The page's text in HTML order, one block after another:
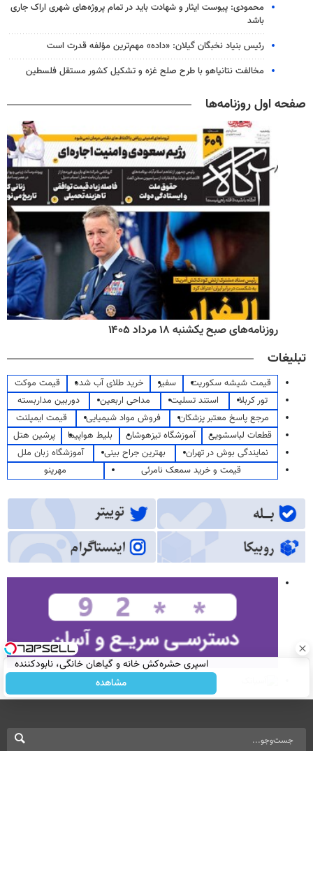
محمودی: پیوست ایثار و شهادت باید در تمام پروژه‌های شهری اراک جاری
باشد
رئیس بنیاد نخبگان گیلان: «داده» مهم‌ترین مؤلفه قدرت است
مخالفت نتانیاهو با طرح صلح غزه و تشکیل کشور مستقل فلسطین
صفحه اول روزنامه‌ها
روزنامه‌های صبح یکشنبه ۱۸ مرداد ۱۴۰۵
تبلیغات
قیمت شیشه سکوریت سفیر خرید طلای آب شده
قیمت موکت
تور کربلا
استند تسلیت مداحی اربعین
دوربین مداربسته
مرجع پاسخ معتبر پزشکان
فروش مواد شیمیایی
قیمت ایمپلنت
قطعات لباسشویی
آموزشگاه تیزهوشان بلیط هواپیما
پرشین هتل
نمایندگی بوش در تهران
بهترین جراح بینی
آموزشگاه زبان ملل
قیمت و خرید سمعک نامرئی
مهرینو
اسپری حشره‌کش خانه و گیاهان خانگی، نابودکننده
انواع حشرات خانگی و آفات
مشاهده